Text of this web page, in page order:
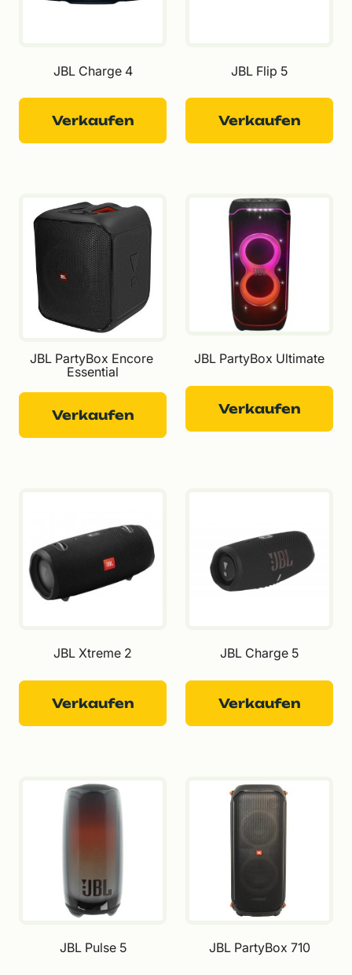
JBL Charge 4
Verkaufen
JBL Flip 5
Verkaufen
JBL PartyBox Encore
Essential
Verkaufen
JBL PartyBox Ultimate
Verkaufen
JBL Xtreme 2
Verkaufen
JBL Charge 5
Verkaufen
JBL Pulse 5 JBL PartyBox 710